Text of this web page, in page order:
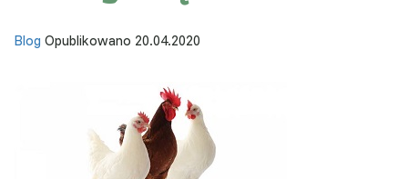
Blog Opublikowano 20.04.2020